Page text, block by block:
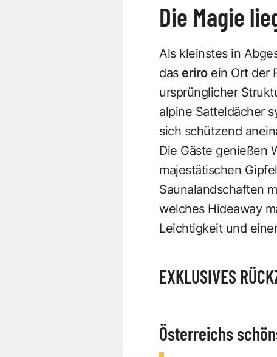
Die Magie
Als kleinstes in
das eriroein Ort der
ursprünglicher
alpine Satteldächer
sich schützend
Die Gäste genießen
majestätischen
Saunalandschaften
welches Hideaway
Leichtigkeit und
EXKLUSIVES
Österreichs